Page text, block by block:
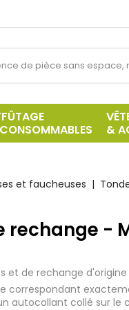
&
et faucheuses
rechange -
et de rechange d'origine
correspondant
autocollant collé sur le